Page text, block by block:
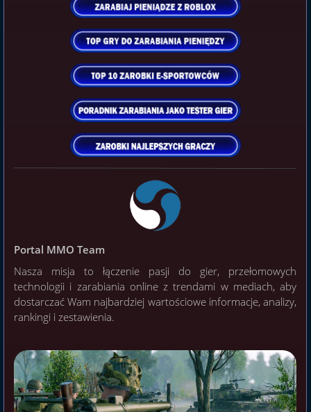
Portal MMO Team
Nasza misja to łączenie pasji do gier, przełomowych
technologii i zarabiania online z trendami w mediach, aby
dostarczać Wam najbardziej wartościowe informacje, analizy,
rankingi i zestawienia.